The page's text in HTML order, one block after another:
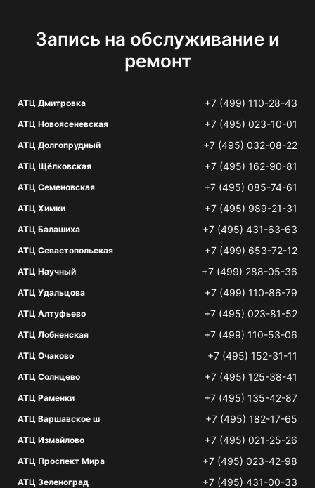
Запись на обслуживание и
ремонт
АТЦ Дмитровка +7 (499) 110-28-43
АТЦ Новоясеневская +7 (495) 023-10-01
АТЦ Долгопрудный +7 (495) 032-08-22
АТЦ Щёлковская +7 (495) 162-90-81
АТЦ Семеновская +7 (495) 085-74-61
АТЦ Химки +7 (495) 989-21-31
АТЦ Балашиха +7 (495) 431-63-63
АТЦ Севастопольская +7 (499) 653-72-12
АТЦ Научный +7 (499) 288-05-36
АТЦ Удальцова +7 (499) 110-86-79
АТЦ Алтуфьево +7 (495) 023-81-52
АТЦ Лобненская +7 (499) 110-53-06
АТЦ Очаково +7 (495) 152-31-11
АТЦ Солнцево +7 (495) 125-38-41
АТЦ Раменки +7 (495) 135-42-87
АТЦ Варшавское ш +7 (495) 182-17-65
АТЦ Измайлово +7 (495) 021-25-26
АТЦ Проспект Мира +7 (495) 023-42-98
АТЦ Зеленоград +7 (495) 431-00-33